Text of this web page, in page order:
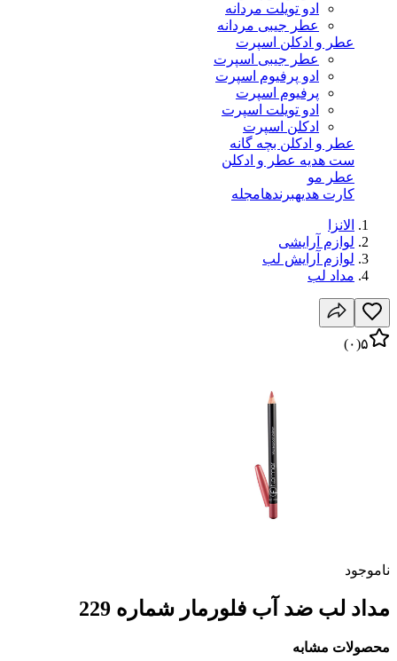
ادو تویلت مردانه
عطر جیبی مردانه
عطر و ادکلن اسپرت
عطر جیبی اسپرت
ادو پرفیوم اسپرت
پرفیوم اسپرت
ادو تویلت اسپرت
ادکلن اسپرت
عطر و ادکلن بچه گانه
ست هدیه عطر و ادکلن
عطر مو
کارت هدیهبرندهامجله
الانزا
لوازم آرایشی
لوازم آرایش لب
مداد لب
۵(۰)
ناموجود
مداد لب ضد آب فلورمار شماره 229
محصولات مشابه